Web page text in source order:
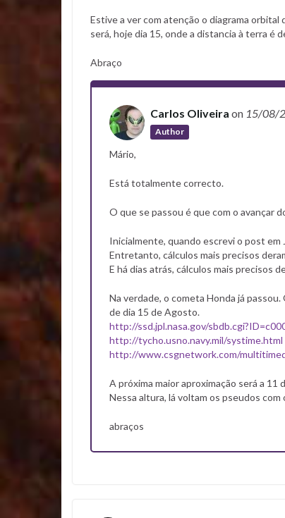
Estive a ver com atenção o diagrama orbital
será, hoje dia 15, onde a distancia à terra é
Abraço
Carlos Oliveira on 15/08/
Author
Mário,
Está totalmente correcto.
O que se passou é que com o avançar
Inicialmente, quando escrevi o post em
Entretanto, cálculos mais precisos
E há dias atrás, cálculos mais precisos
Na verdade, o cometa Honda já
de dia 15 de Agosto.
http://ssd.jpl.nasa.gov/
http://tycho.usno.navy.mil/systime.html
http://www.csgnetwork.com/
A próxima maior aproximação será a 11
Nessa altura, lá voltam os pseudos
abraços